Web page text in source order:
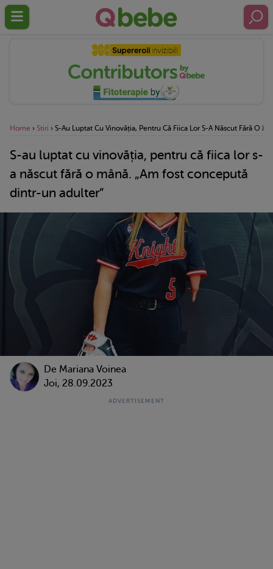
Home › Stiri › S-Au Luptat Cu Vinovăția, Pentru Că Fiica Lor S-A Născut Fără O
S-au luptat cu vinovăția, pentru că fiica lor s-
a născut fără o mână. „Am fost concepută
dintr-un adulter”
De Mariana Voinea
Joi, 28.09.2023